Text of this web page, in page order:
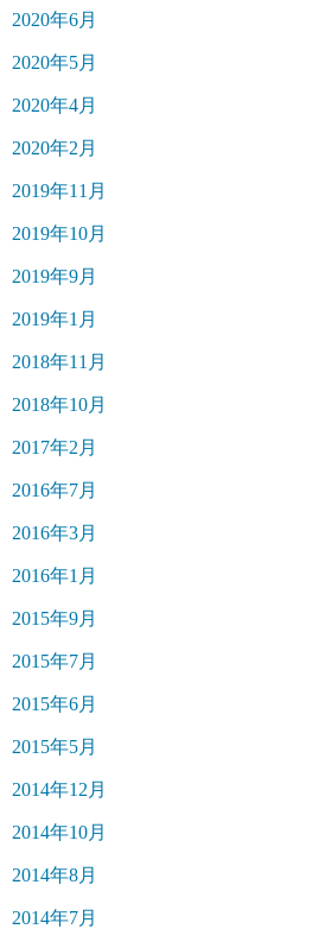
2020年6月
2020年5月
2020年4月
2020年2月
2019年11月
2019年10月
2019年9月
2019年1月
2018年11月
2018年10月
2017年2月
2016年7月
2016年3月
2016年1月
2015年9月
2015年7月
2015年6月
2015年5月
2014年12月
2014年10月
2014年8月
2014年7月